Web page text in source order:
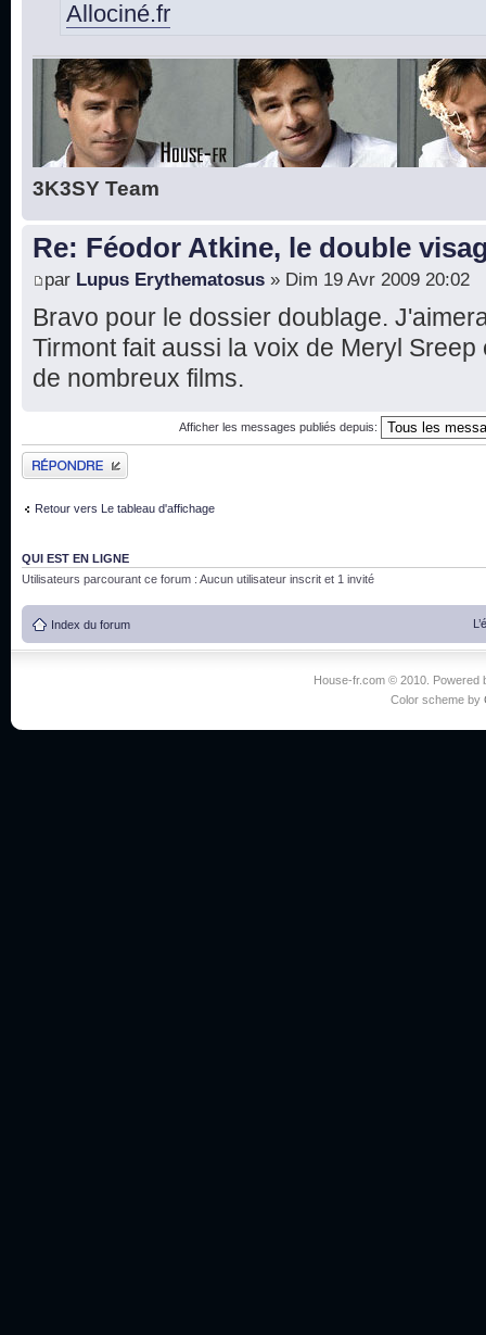
Allociné.fr
3K3SY Team
Re: Féodor Atkine, le double
par Lupus Erythematosus » Dim 19 Avr 2009 20:02
Bravo pour le dossier doublage.
Tirmont fait aussi la voix de Meryl
de nombreux films.
Afficher les messages publiés depuis:
Publier une réponse
Retour vers Le tableau d'affichage
QUI EST EN LIGNE
Utilisateurs parcourant ce forum : Aucun utilisateur inscrit et 1 invité
Index du forum
House-fr.com © 2010. Powered
Color scheme by